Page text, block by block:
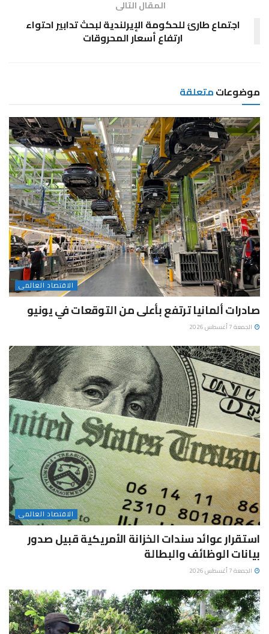
المقال التالى
اجتماع طارئ للحكومة الإيرلندية لبحث تدابير احتواء
ارتفاع أسعار المحروقات
موضوعاتمتعلقة
الاقتصاد العالمى
صادرات ألمانيا ترتفع بأعلى من التوقعات في يونيو
الجمعة 7 أغسطس 2026
الاقتصاد العالمى
استقرار عوائد سندات الخزانة الأمريكية قبيل صدور
بيانات الوظائف والبطالة
الجمعة 7 أغسطس 2026